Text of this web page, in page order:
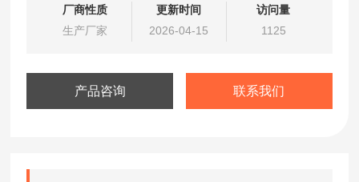
厂商性质
生产厂家
更新时间
2026-04-15
访问量
1125
产品咨询 联系我们